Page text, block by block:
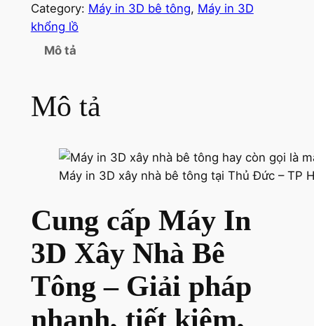
Category: Máy in 3D bê tông, Máy in 3D
khổng lồ
Mô tả
Mô tả
Máy in 3D xây nhà bê tông tại Thủ Đức – TP
Cung cấp Máy In
3D Xây Nhà Bê
Tông – Giải pháp
nhanh, tiết kiệm,